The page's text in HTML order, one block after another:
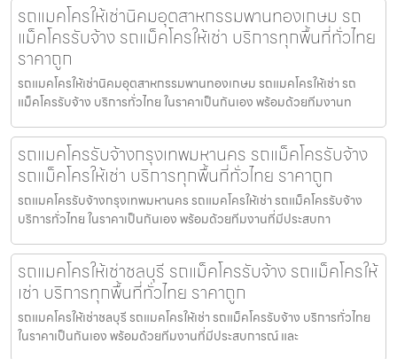
รถแมคโครให้เช่านิคมอุตสาหกรรมพานทองเกษม รถ
แม็คโครรับจ้าง รถแม็คโครให้เช่า บริการทุกพื้นที่ทั่วไทย
ราคาถูก
รถแมคโครให้เช่านิคมอุตสาหกรรมพานทองเกษม รถแมคโครให้เช่า รถ
แม็คโครรับจ้าง บริการทั่วไทย ในราคาเป็นกันเอง พร้อมด้วยทีมงานท
รถแมคโครรับจ้างกรุงเทพมหานคร รถแม็คโครรับจ้าง
รถแม็คโครให้เช่า บริการทุกพื้นที่ทั่วไทย ราคาถูก
รถแมคโครรับจ้างกรุงเทพมหานคร รถแมคโครให้เช่า รถแม็คโครรับจ้าง
บริการทั่วไทย ในราคาเป็นกันเอง พร้อมด้วยทีมงานที่มีประสบกา
รถแมคโครให้เช่าชลบุรี รถแม็คโครรับจ้าง รถแม็คโครให้
เช่า บริการทุกพื้นที่ทั่วไทย ราคาถูก
รถแมคโครให้เช่าชลบุรี รถแมคโครให้เช่า รถแม็คโครรับจ้าง บริการทั่วไทย
ในราคาเป็นกันเอง พร้อมด้วยทีมงานที่มีประสบการณ์ และ